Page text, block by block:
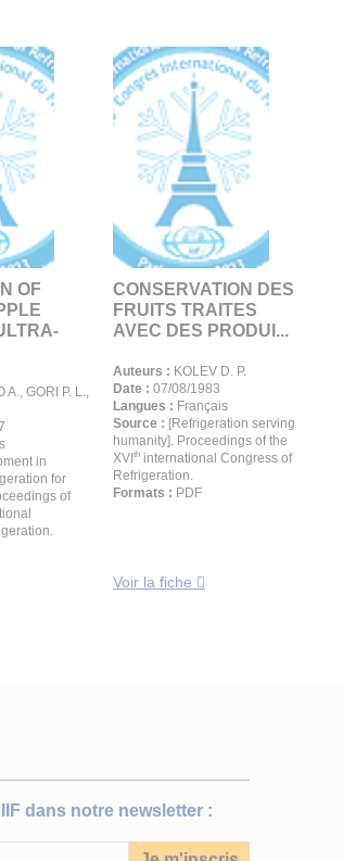
OF
A., GORI P. L.,
in
for
of
CONSERVATION DES
FRUITS TRAITES
AVEC DES PRODUI...
Auteurs : KOLEV D. P.
Date : 07/08/1983
Langues : Français
Source : [Refrigeration serving
humanity]. Proceedings of the
XVI th international Congress of
Refrigeration.
Formats : PDF
Voir la fiche
dans notre newsletter :